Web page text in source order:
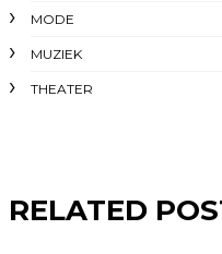
MODE
MUZIEK
THEATER
RELATED